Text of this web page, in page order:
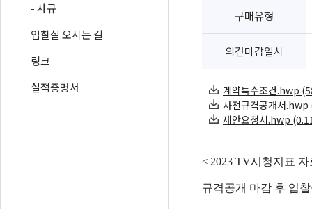
- 사규
입찰실 오시는 길
링크
실적증명서
구매유형
의견마감일시
계약특수조건.hwp
사전규격공개서
제안요청서.hwp
< 2023 TV시청지표
규격공개 마감 후 입